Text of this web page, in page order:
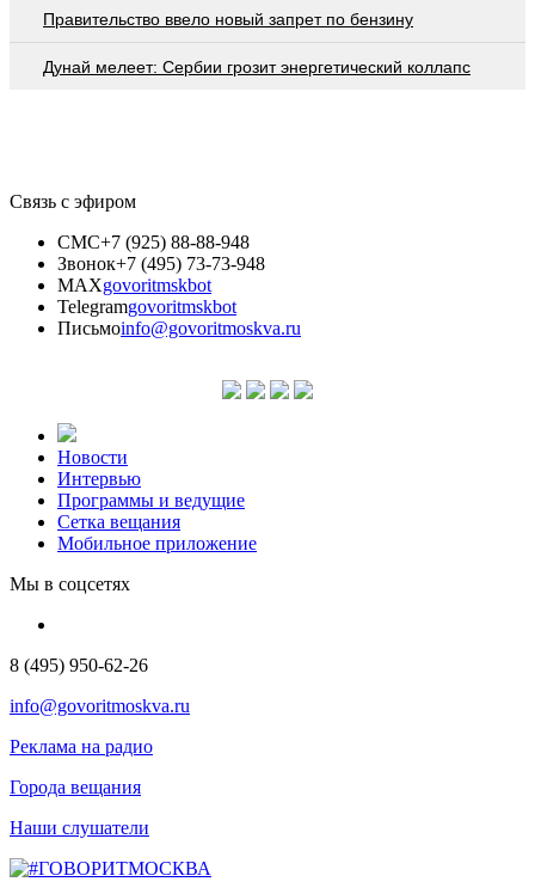
Правительство ввело новый запрет по бензину
Дунай мелеет: Сербии грозит энергетический коллапс
Связь с эфиром
СМС+7 (925) 88-88-948
Звонок+7 (495) 73-73-948
MAXgovoritmskbot
Telegramgovoritmskbot
Письмоinfo@govoritmoskva.ru
Новости
Интервью
Программы и ведущие
Сетка вещания
Мобильное приложение
Мы в соцсетях
8 (495) 950-62-26
info@govoritmoskva.ru
Реклама на радио
Города вещания
Наши слушатели